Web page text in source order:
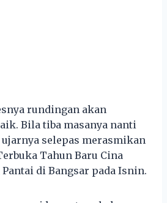
rundingan akan
Bila tiba masanya nanti
selepas merasmikan
Tahun Baru Cina
di Bangsar pada Isnin.